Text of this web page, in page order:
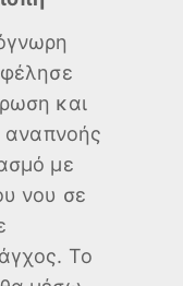
και
αναπνοής
με
νου σε
Το